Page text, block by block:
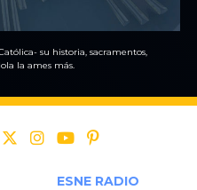
su historia, sacramentos,
la ames más.
ESNE RADIO